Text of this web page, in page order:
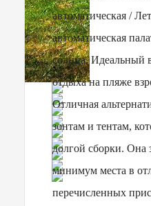
автоматическая /
автоматическая
солнца. Идеальный
отдыха на пляже
Отличная
зонтам и тентам,
долгой сборки. Она
минимум места в
перечисленных